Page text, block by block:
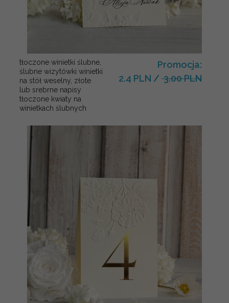
tłoczone winietki ślubne,
ślubne wizytówki winietki
na stół weselny, złote
lub srebrne napisy
tłoczone kwiaty na
winietkach ślubnych
Promocja:
2.4 PLN / 3.00 PLN